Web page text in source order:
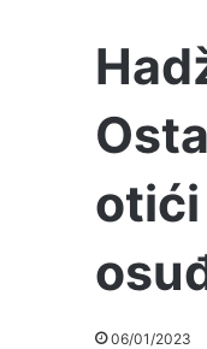
otići
06/01/2023